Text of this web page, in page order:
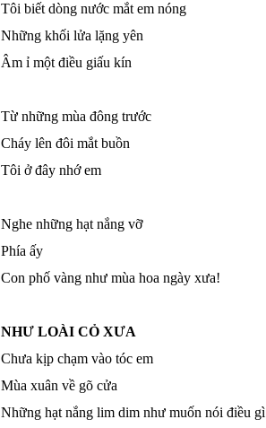
Tôi biết dòng nước mắt em nóng
Những khối lửa lặng yên
Âm ỉ một điều giấu kín
Từ những mùa đông trước
Cháy lên đôi mắt buồn
Tôi ở đây nhớ em
Nghe những hạt nắng vỡ
Phía ấy
Con phố vàng như mùa hoa ngày xưa!
NHƯ LOÀI CỎ XƯA
Chưa kịp chạm vào tóc em
Mùa xuân về gõ cửa
Những hạt nắng lim dim như muốn nói điều gì